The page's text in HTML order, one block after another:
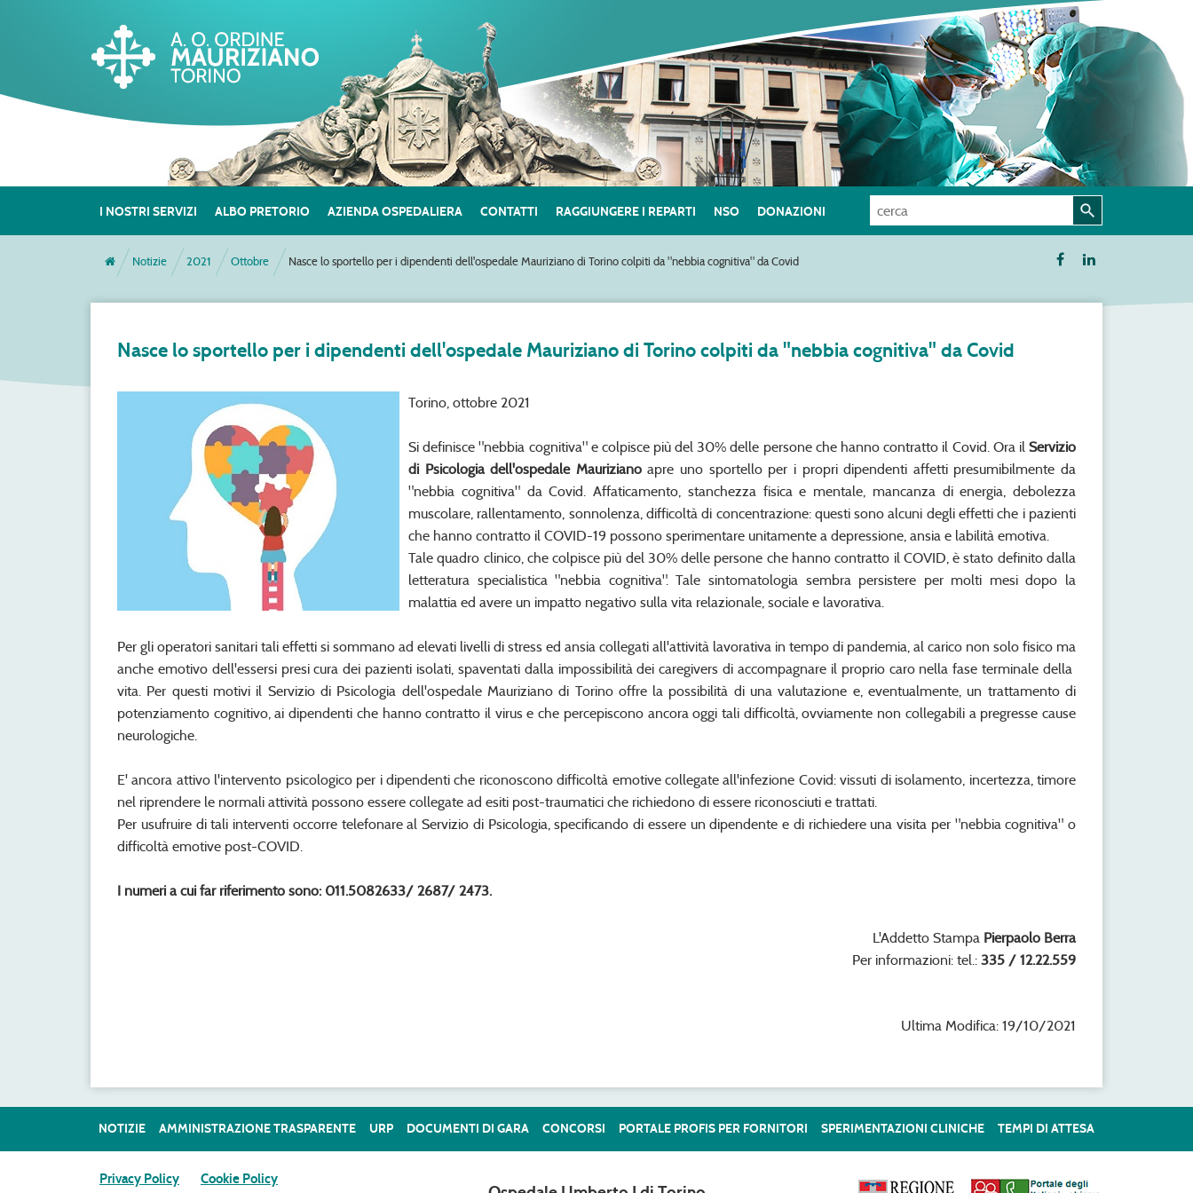
I NOSTRI SERVIZI ALBO PRETORIO AZIENDA OSPEDALIERA CONTATTI RAGGIUNGERE I REPARTI NSO DONAZIONI
Notizie 2021 Ottobre Nasce lo sportello per i dipendenti dell'ospedale Mauriziano di Torino colpiti da "nebbia cognitiva" da Covid
Nasce lo sportello per i dipendenti dell'ospedale Mauriziano di Torino colpiti da "nebbia cognitiva" da Covid
Torino, ottobre 2021
Si definisce "nebbia cognitiva" e colpisce più del 30% delle persone che hanno contratto il Covid. Ora il Servizio
di Psicologia dell'ospedale Maurizianoapre uno sportello per i propri dipendenti affetti presumibilmente da
"nebbia cognitiva" da Covid. Affaticamento, stanchezza fisica e mentale, mancanza di energia, debolezza
muscolare, rallentamento, sonnolenza, difficoltà di concentrazione: questi sono alcuni degli effetti che i pazienti
che hanno contratto il COVID-19 possono sperimentare unitamente a depressione, ansia e labilità emotiva.
Tale quadro clinico, che colpisce più del 30% delle persone che hanno contratto il COVID, è stato definito dalla
letteratura specialistica "nebbia cognitiva". Tale sintomatologia sembra persistere per molti mesi dopo la
malattia ed avere un impatto negativo sulla vita relazionale, sociale e lavorativa.
Per gli operatori sanitari tali effetti si sommano ad elevati livelli di stress ed ansia collegati all'attività lavorativa in tempo di pandemia, al carico non solo fisico ma
anche emotivo dell'essersi presi cura dei pazienti isolati, spaventati dalla impossibilità dei caregivers di accompagnare il proprio caro nella fase terminale della
vita. Per questi motivi il Servizio di Psicologia dell'ospedale Mauriziano di Torino offre la possibilità di una valutazione e, eventualmente, un trattamento di
potenziamento cognitivo, ai dipendenti che hanno contratto il virus e che percepiscono ancora oggi tali difficoltà, ovviamente non collegabili a pregresse cause
neurologiche.
E' ancora attivo l'intervento psicologico per i dipendenti che riconoscono difficoltà emotive collegate all'infezione Covid: vissuti di isolamento, incertezza, timore
nel riprendere le normali attività possono essere collegate ad esiti post-traumatici che richiedono di essere riconosciuti e trattati.
Per usufruire di tali interventi occorre telefonare al Servizio di Psicologia, specificando di essere un dipendente e di richiedere una visita per "nebbia cognitiva" o
difficoltà emotive post-COVID.
I numeri a cui far riferimento sono: 011.5082633/ 2687/ 2473.
L'Addetto Stampa Pierpaolo Berra
Per informazioni: tel.: 335 / 12.22.559
Ultima Modifica: 19/10/2021
NOTIZIE AMMINISTRAZIONE TRASPARENTE URP DOCUMENTI DI GARA CONCORSI PORTALE PROFIS PER FORNITORI SPERIMENTAZIONI CLINICHE TEMPI DI ATTESA
Privacy Policy Cookie Policy